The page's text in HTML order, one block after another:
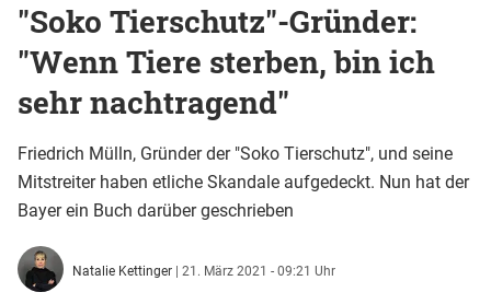
"Soko Tierschutz"-Gründer:
"Wenn Tiere sterben, bin ich
sehr nachtragend"
Friedrich Mülln, Gründer der "Soko Tierschutz", und seine
Mitstreiter haben etliche Skandale aufgedeckt. Nun hat der
Bayer ein Buch darüber geschrieben
Natalie Kettinger | 21. März 2021 - 09:21 Uhr